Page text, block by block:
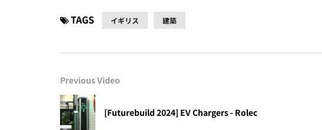
TAGS イギリス 建築
Previous Video
[Futurebuild 2024] EV Chargers - Rolec